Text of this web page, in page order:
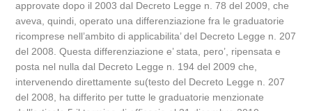
approvate dopo il 2003 dal Decreto Legge n. 78 del 2009, che
aveva, quindi, operato una differenziazione fra le graduatorie
ricomprese nell’ambito di applicabilita’ del Decreto Legge n. 207
del 2008. Questa differenziazione e’ stata, pero’, ripensata e
posta nel nulla dal Decreto Legge n. 194 del 2009 che,
intervenendo direttamente su(testo del Decreto Legge n. 207
del 2008, ha differito per tutte le graduatorie menzionate